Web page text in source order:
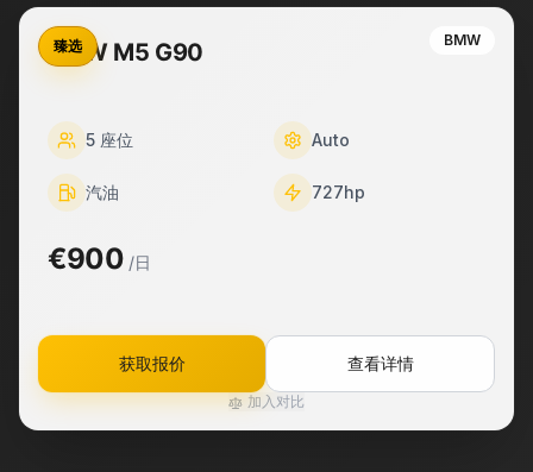
臻选 BMW
BMW M5 G90
5 座位 Auto
汽油 727hp
€900 /日
获取报价 查看详情
加入对比